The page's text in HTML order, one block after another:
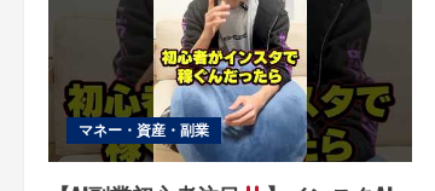
マネー・資産・副業